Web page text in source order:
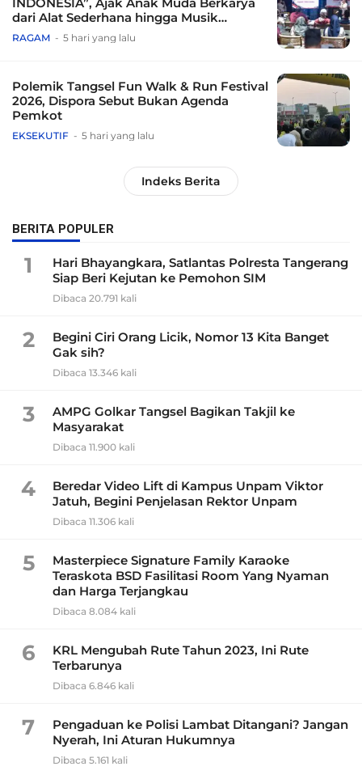
INDONESIA”, Ajak Anak Muda Berkarya
dari Alat Sederhana hingga Musik
Tradisional
RAGAM 5 hari yang lalu
Polemik Tangsel Fun Walk & Run Festival
2026, Dispora Sebut Bukan Agenda
Pemkot
EKSEKUTIF 5 hari yang lalu
Indeks Berita
BERITA POPULER
1
Hari Bhayangkara, Satlantas Polresta Tangerang
Siap Beri Kejutan ke Pemohon SIM
Dibaca 20.791 kali
2
Begini Ciri Orang Licik, Nomor 13 Kita Banget
Gak sih?
Dibaca 13.346 kali
3
AMPG Golkar Tangsel Bagikan Takjil ke
Masyarakat
Dibaca 11.900 kali
4
Beredar Video Lift di Kampus Unpam Viktor
Jatuh, Begini Penjelasan Rektor Unpam
Dibaca 11.306 kali
5
Masterpiece Signature Family Karaoke
Teraskota BSD Fasilitasi Room Yang Nyaman
dan Harga Terjangkau
Dibaca 8.084 kali
6
KRL Mengubah Rute Tahun 2023, Ini Rute
Terbarunya
Dibaca 6.846 kali
7
Pengaduan ke Polisi Lambat Ditangani? Jangan
Nyerah, Ini Aturan Hukumnya
Dibaca 5.161 kali